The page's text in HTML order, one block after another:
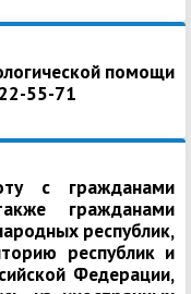
помощи
55-71
с гражданами
гражданами
республик,
республик и
Федерации,